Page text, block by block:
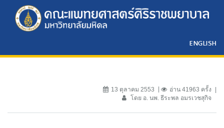
ENGLISH
13 ตุลาคม 2553
อ่าน 41963 ครั้ง
โดย อ. นพ. ธีระพล อมรเวชสุกิจ